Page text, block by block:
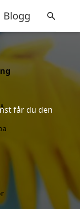
Blogg
får du den